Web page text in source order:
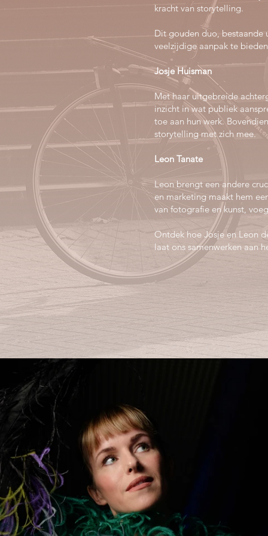
kracht van storytelling.
Dit gouden duo, bestaande
veelzijdige aanpak te
Josje Huisman
Met haar uitgebreide
inzicht in wat publiek
toe aan hun werk.
storytelling met zich mee.
Leon Tanate
Leon brengt een andere
en marketing maakt hem
van fotografie en kunst,
Ontdek hoe Josje en Leon
laat ons samenwerken aan